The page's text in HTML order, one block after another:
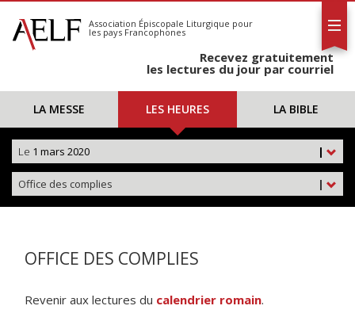
S'abonner
Calendrier
Association Épiscopale Liturgique pour
les pays Francophones
Recevez gratuitement
les lectures du jour par courriel
LA MESSE LES HEURES LA BIBLE
|
Le 1 mars 2020
|
Office des complies
OFFICE DES COMPLIES
Revenir aux lectures du calendrier romain.